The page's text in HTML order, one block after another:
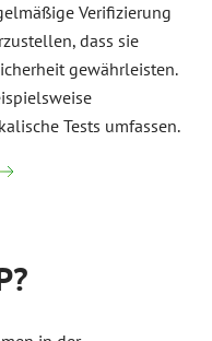
Verifizierung
dass sie
gewährleisten.
Tests umfassen.